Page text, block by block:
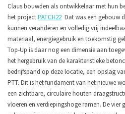
Claus bouwden als ontwikkelaar met hun
het projectPATCH22 Dat was een gebouw
kunnen veranderen en volledig vrij
materiaal, energiegebruik en toekomstig
Top-Up is daar nog een dimensie aan
het hergebruik van de karakteristieke
bedrijfspand op deze locatie, een opslag
PTT. Dit is het fundament van het nieuwe
een zichtbare, circulaire houten
vloeren en verdiepingshoge ramen. De vier